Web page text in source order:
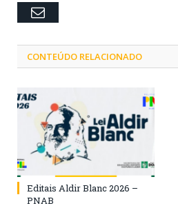
Email
CONTEÚDO RELACIONADO
Editais Aldir Blanc 2026 –
PNAB